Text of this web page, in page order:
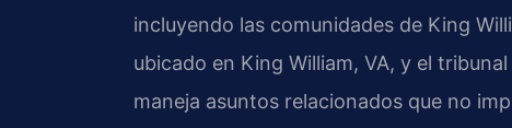
incluyendo las comunidades de King
ubicado en King William, VA, y el
maneja asuntos relacionados que no